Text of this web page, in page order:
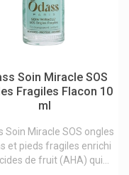
Soin Miracle SOS
Fragiles Flacon 10
ml
Soin Miracle SOS ongles
et pieds fragiles enrichi
de fruit (AHA) qui...